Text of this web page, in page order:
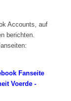
Accounts, auf
berichten.
Fanseite
Voerde -